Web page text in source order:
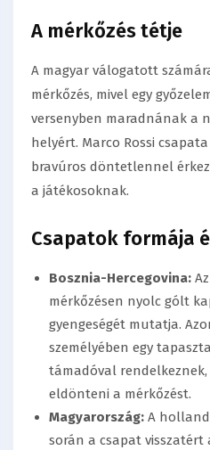
A mérkőzés tétje
A magyar válogatott
mérkőzés, mivel egy
versenyben maradnának a
helyért. Marco Rossi
bravúros döntetlennel
a játékosoknak.
Csapatok formája
Bosznia-Hercegovina:
mérkőzésen nyolc gólt
gyengeségét mutatja.
személyében egy
támadóval
eldönteni a mérkőzést.
Magyarország: A
során a csapat